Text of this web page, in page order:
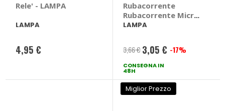
Rele' - LAMPA
LAMPA
4,95 €
Rubacorrente
Rubacorrente Micro
- LAMPA
LAMPA
3,66 € Prezzo
speciale
3,05 € -17%
CONSEGNA IN
48H
Miglior Prezzo